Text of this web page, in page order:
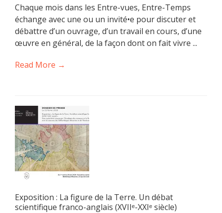
Chaque mois dans les Entre-vues, Entre-Temps
échange avec une ou un invité•e pour discuter et
débattre d’un ouvrage, d’un travail en cours, d’une
œuvre en général, de la façon dont on fait vivre ...
Read More →
Exposition : La figure de la Terre. Un débat
scientifique franco-anglais (XVIIᵉ-XXIᵉ siècle)